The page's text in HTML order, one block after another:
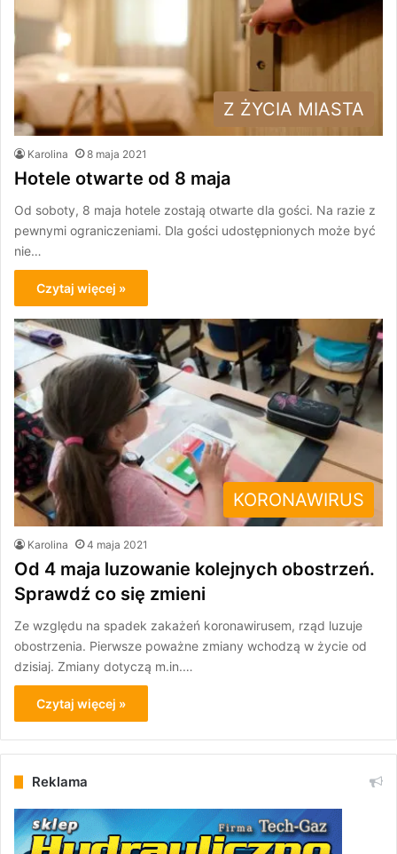
Z ŻYCIA MIASTA
Karolina 8 maja 2021
Hotele otwarte od 8 maja
Od soboty, 8 maja hotele zostają otwarte dla gości. Na razie z
pewnymi ograniczeniami. Dla gości udostępnionych może być
nie…
Czytaj więcej »
KORONAWIRUS
Karolina 4 maja 2021
Od 4 maja luzowanie kolejnych obostrzeń.
Sprawdź co się zmieni
Ze względu na spadek zakażeń koronawirusem, rząd luzuje
obostrzenia. Pierwsze poważne zmiany wchodzą w życie od
dzisiaj. Zmiany dotyczą m.in.…
Czytaj więcej »
Reklama